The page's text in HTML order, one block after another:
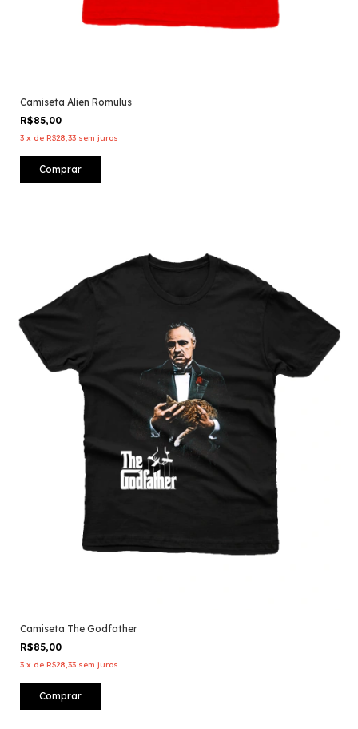
Camiseta Alien Romulus
R$85,00
3 x de R$28,33 sem juros
Comprar
Camiseta The Godfather
R$85,00
3 x de R$28,33 sem juros
Comprar